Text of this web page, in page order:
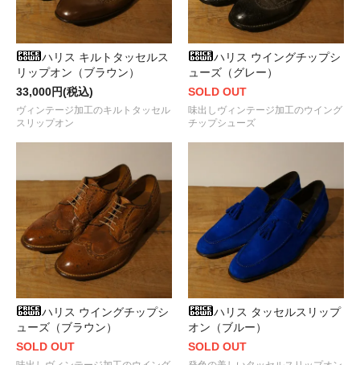
ハリス キルトタッセルス
リップオン（ブラウン）
33,000円(税込)
ヴィンテージ加工のキルトタッセル
スリップオン
ハリス ウイングチップシ
ューズ（グレー）
SOLD OUT
味出しヴィンテージ加工のウイング
チップシューズ
ハリス ウイングチップシ
ューズ（ブラウン）
SOLD OUT
ハリス タッセルスリップ
オン（ブルー）
SOLD OUT